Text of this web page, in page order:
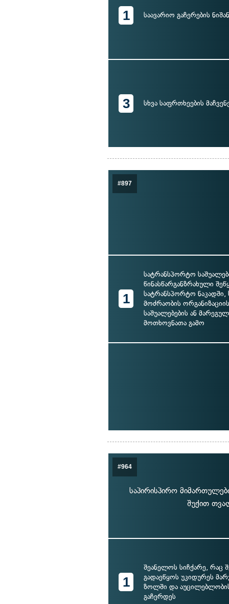
1 საავარიო გაჩერების
3 სხვა საფრთხეების
#897
1
სატრანსპორტო
წინასწარგანზრახული
სატრანსპორტო ნაკადში,
მოძრაობის
საშუალებების ან
მოთხოვნათა გამო
#964
საპირისპირო
შუქით
1
შეანელოს სიჩქარე, რაც
გადაეწყოს უკიდურეს
ზოლში და აუცილებლობის
გაჩერდეს